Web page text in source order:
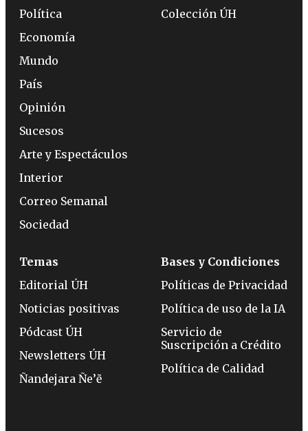
Política
Economía
Mundo
País
Opinión
Sucesos
Arte y Espectáculos
Interior
Correo Semanal
Sociedad
Colección ÚH
Temas
Editorial ÚH
Noticias positivas
Pódcast ÚH
Newsletters ÚH
Ñandejara Ñe’ẽ
Bases y Condiciones
Políticas de Privacidad
Política de uso de la IA
Servicio de
Suscripción a Crédito
Política de Calidad